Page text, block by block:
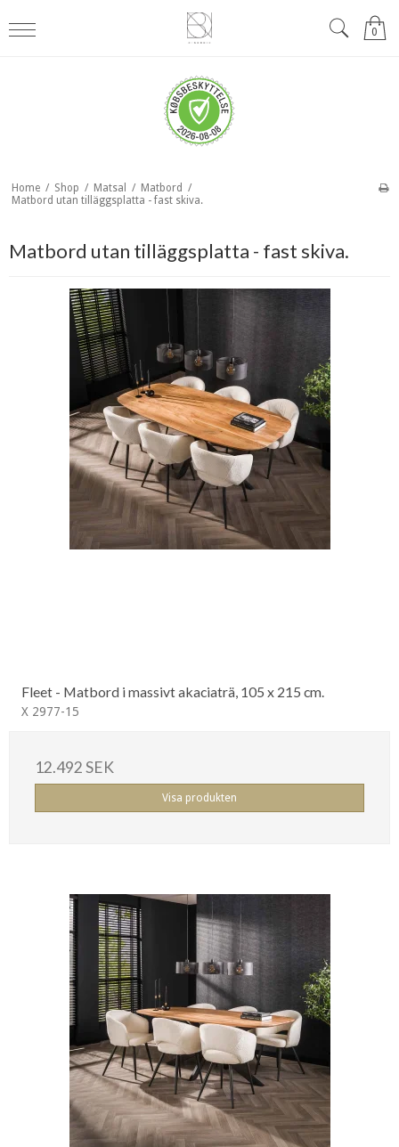
0
Home / Shop / Matsal / Matbord /
Matbord utan tilläggsplatta - fast skiva.
Matbord utan tilläggsplatta - fast skiva.
Fleet - Matbord i massivt akaciaträ, 105 x 215 cm.
X 2977-15
12.492 SEK
Visa produkten